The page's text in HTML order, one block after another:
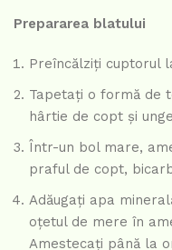
Prepararea blatului
Preîncălziți cuptorul
Tapetați o formă de
hârtie de copt și
Într-un bol mare,
praful de copt,
Adăugați apa
oțetul de mere în
Amestecați până la